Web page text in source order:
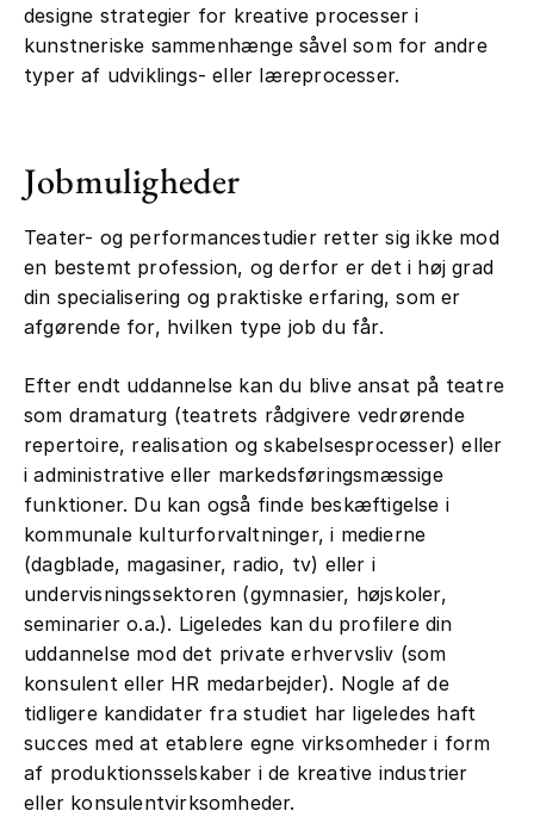
designe strategier for kreative processer i
kunstneriske sammenhænge såvel som for andre
typer af udviklings- eller læreprocesser.
Jobmuligheder
Teater- og performancestudier retter sig ikke mod
en bestemt profession, og derfor er det i høj grad
din specialisering og praktiske erfaring, som er
afgørende for, hvilken type job du får.
Efter endt uddannelse kan du blive ansat på teatre
som dramaturg (teatrets rådgivere vedrørende
repertoire, realisation og skabelsesprocesser) eller
i administrative eller markedsføringsmæssige
funktioner. Du kan også finde beskæftigelse i
kommunale kulturforvaltninger, i medierne
(dagblade, magasiner, radio, tv) eller i
undervisningssektoren (gymnasier, højskoler,
seminarier o.a.). Ligeledes kan du profilere din
uddannelse mod det private erhvervsliv (som
konsulent eller HR medarbejder). Nogle af de
tidligere kandidater fra studiet har ligeledes haft
succes med at etablere egne virksomheder i form
af produktionsselskaber i de kreative industrier
eller konsulentvirksomheder.